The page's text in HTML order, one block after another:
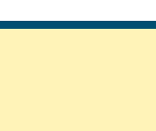
page page page page